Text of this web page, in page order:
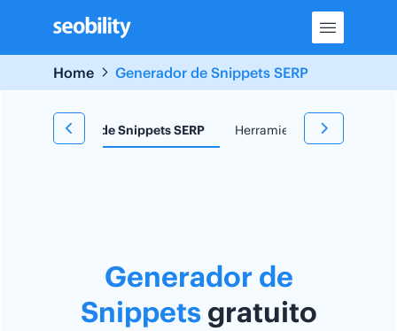
content
Home
Generador de Snippets SERP
Generador de Snippets SERP Herramienta TF*IDF
Generador de
Snippetsgratuito